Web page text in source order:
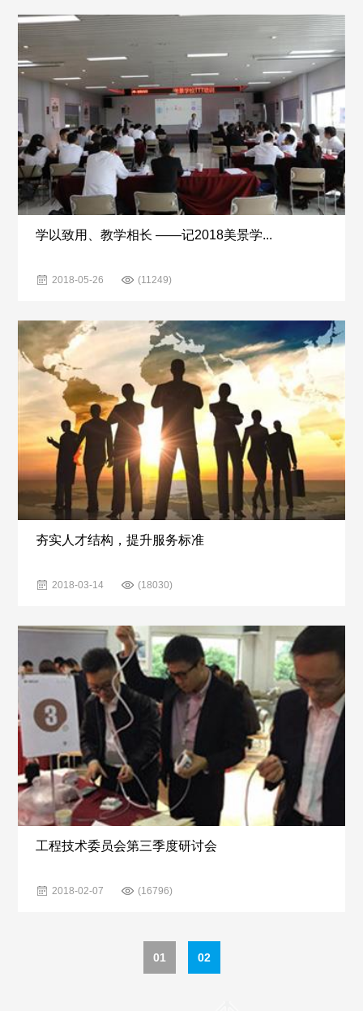
学以致用、教学相长 ——记2018美景学...
2018-05-26 (11249)
夯实人才结构，提升服务标准
2018-03-14 (18030)
工程技术委员会第三季度研讨会
2018-02-07 (16796)
01 02